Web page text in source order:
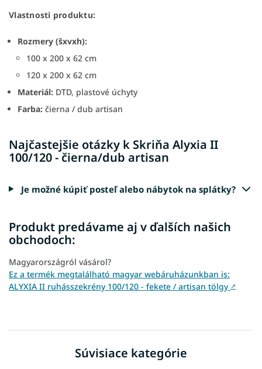
Vlastnosti produktu:
Rozmery (šxvxh):
100 x 200 x 62 cm
120 x 200 x 62 cm
Materiál: DTD, plastové úchyty
Farba: čierna / dub artisan
Najčastejšie otázky k Skriňa Alyxia II
100/120 - čierna/dub artisan
Je možné kúpiť posteľ alebo nábytok na splátky?
Produkt predávame aj v ďalších našich
obchodoch:
Magyarországról vásárol?
Ez a termék megtalálható magyar webáruházunkban is:
ALYXIA II ruhásszekrény 100/120 - fekete / artisan tölgy ↗
Súvisiace kategórie